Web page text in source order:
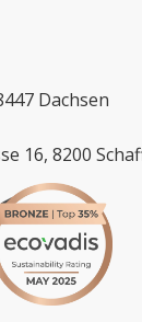
Dachsen
16, 8200